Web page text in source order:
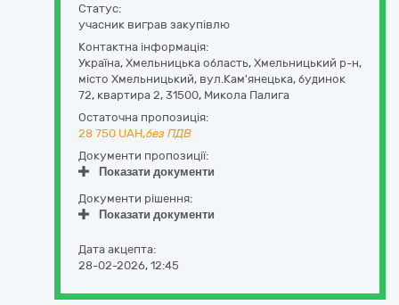
Статус:
учасник виграв закупівлю
Контактна інформація:
Україна, Хмельницька область, Хмельницький р-н,
місто Хмельницький, вул.Кам'янецька, будинок
72, квартира 2, 31500, Микола Палига
Остаточна пропозиція:
28 750 UAH,без ПДВ
Документи пропозиції:
Показати документи
Документи рішення:
Показати документи
Дата акцепта:
28-02-2026, 12:45